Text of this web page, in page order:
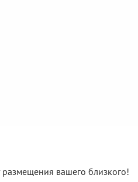
размещения вашего близкого!